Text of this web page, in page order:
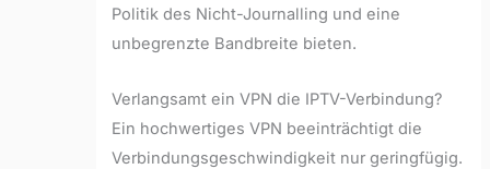
Politik des Nicht-Journalling und eine
unbegrenzte Bandbreite bieten.
Verlangsamt ein VPN die IPTV-Verbindung?
Ein hochwertiges VPN beeinträchtigt die
Verbindungsgeschwindigkeit nur geringfügig.